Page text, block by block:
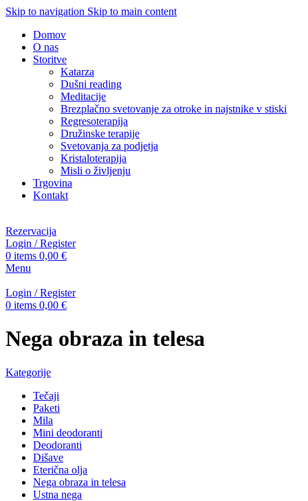
Skip to navigation Skip to main content
Domov
O nas
Storitve
Katarza
Dušni reading
Meditacije
Brezplačno svetovanje za otroke in najstnike v stiski
Regresoterapija
Družinske terapije
Svetovanja za podjetja
Kristaloterapija
Misli o življenju
Trgovina
Kontakt
Rezervacija
Login / Register
0 items 0,00 €
Menu
Login / Register
0 items 0,00 €
Nega obraza in telesa
Kategorije
Tečaji
Paketi
Mila
Mini deodoranti
Deodoranti
Dišave
Eterična olja
Nega obraza in telesa
Ustna nega